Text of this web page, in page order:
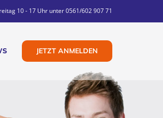
10 - 17 Uhr unter 0561/602 907 71
JETZT ANMELDEN